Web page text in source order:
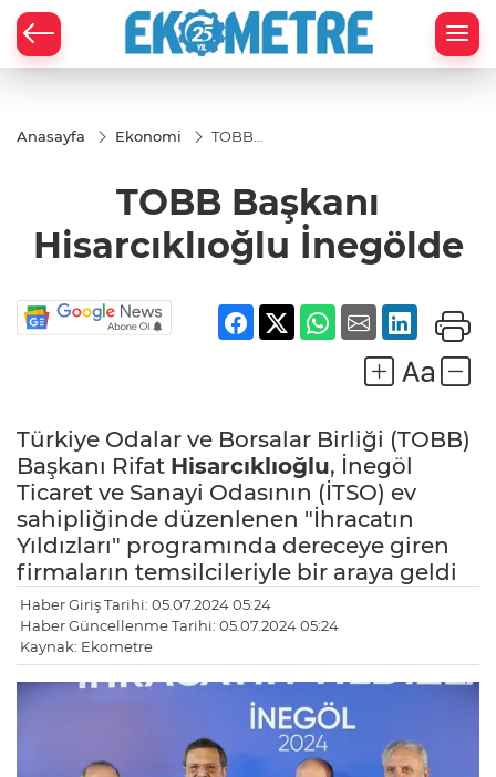
Anasayfa Ekonomi
TOBB
İnegölde
TOBB Başkanı
Hisarcıklıoğlu İnegölde
Türkiye Odalar ve Borsalar Birliği (TOBB)
Başkanı Rifat Hisarcıklıoğlu, İnegöl
Ticaret ve Sanayi Odasının (İTSO) ev
sahipliğinde düzenlenen "İhracatın
Yıldızları" programında dereceye giren
firmaların temsilcileriyle bir araya geldi
Haber Giriş Tarihi: 05.07.2024 05:24
Haber Güncellenme Tarihi: 05.07.2024 05:24
Kaynak: Ekometre